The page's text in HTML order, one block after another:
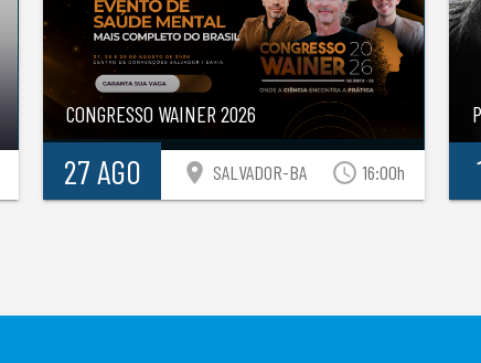
CONGRESSO WAINER 2026
27 AGO location_on SALVADOR-BA access_time 16:00h